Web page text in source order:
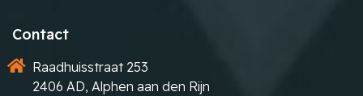
Contact
Raadhuisstraat 253
2406 AD, Alphen aan den Rijn